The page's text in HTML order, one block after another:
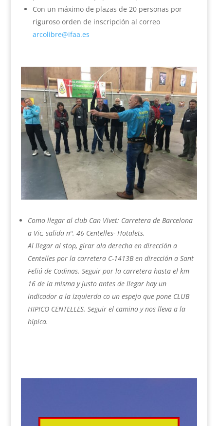
Con un máximo de plazas de 20 personas por
riguroso orden de inscripción al correo
arcolibre@ifaa.es
Como llegar al club Can Vivet: Carretera de Barcelona
a Vic, salida nº. 46 Centelles- Hotalets.
Al llegar al stop, girar ala derecha en dirección a
Centelles por la carretera C-1413B en dirección a Sant
Feliú de Codinas. Seguir por la carretera hasta el km
16 de la misma y justo antes de llegar hay un
indicador a la izquierda co un espejo que pone CLUB
HIPICO CENTELLES. Seguir el camino y nos lleva a la
hípica.